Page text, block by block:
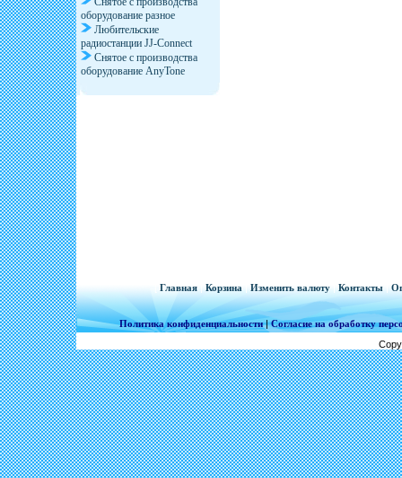
оборудование разное
Любительские
радиостанции JJ-Connect
Снятое с производства
оборудование AnyTone
Главная Корзина Изменить валюту Контакты
Политика конфиденциальности|Согласие на обработку